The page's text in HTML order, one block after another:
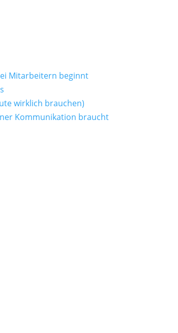
Mitarbeitern beginnt
wirklich brauchen)
Kommunikation braucht